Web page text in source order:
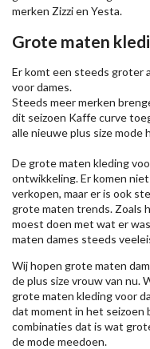
merken Zizzien Yesta.
Grote maten
Er komt een steeds groter
voor dames.
Steeds meer merken
dit seizoen Kaffecurve
alle nieuweplus size mode
De grote maten kleding
ontwikkeling. Er komen
verkopen, maar er is ook
grote maten trends. Zoals
moest doen met wat er
maten dames steeds
Wij hopen grote maten
de plus size vrouw van nu.
grote maten kleding voor
dat moment in het seizoen
combinaties dat is wat
de mode meedoen.